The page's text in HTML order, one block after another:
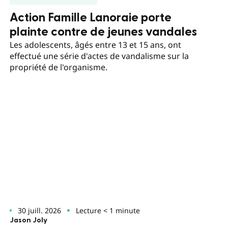
Action Famille Lanoraie porte
plainte contre de jeunes vandales
Les adolescents, âgés entre 13 et 15 ans, ont
effectué une série d'actes de vandalisme sur la
propriété de l'organisme.
30 juill. 2026 Lecture < 1 minute
Jason Joly